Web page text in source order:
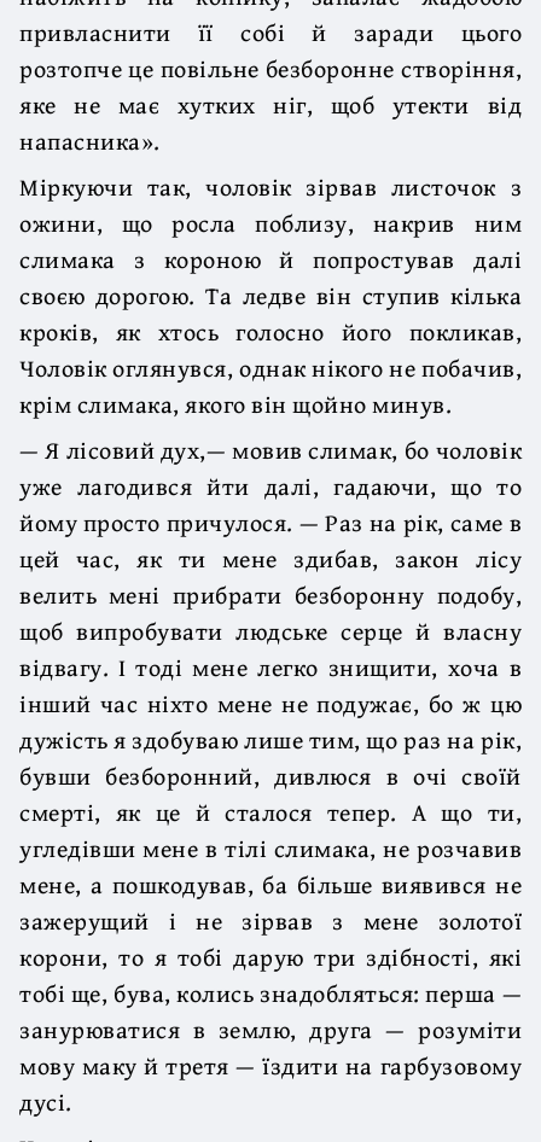
привласнити її собі й заради цього
розтопче це повільне безборонне створіння,
яке не має хутких ніг, щоб утекти від
напасника».
Міркуючи так, чоловік зірвав листочок з
ожини, що росла поблизу, накрив ним
слимака з короною й попростував далі
своєю дорогою. Та ледве він ступив кілька
кроків, як хтось голосно його покликав,
Чоловік оглянувся, однак нікого не побачив,
крім слимака, якого він щойно минув.
— Я лісовий дух,— мовив слимак, бо чоловік
уже лагодився йти далі, гадаючи, що то
йому просто причулося. — Раз на рік, саме в
цей час, як ти мене здибав, закон лісу
велить мені прибрати безборонну подобу,
щоб випробувати людське серце й власну
відвагу. І тоді мене легко знищити, хоча в
інший час ніхто мене не подужає, бо ж цю
дужість я здобуваю лише тим, що раз на рік,
бувши безборонний, дивлюся в очі своїй
смерті, як це й сталося тепер. А що ти,
угледівши мене в тілі слимака, не розчавив
мене, а пошкодував, ба більше виявився не
зажерущий і не зірвав з мене золотої
корони, то я тобі дарую три здібності, які
тобі ще, бува, колись знадобляться: перша —
занурюватися в землю, друга — розуміти
мову маку й третя — їздити на гарбузовому
дусі.